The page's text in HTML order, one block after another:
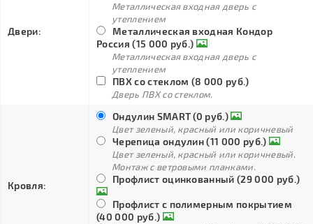
Двери:
Металлическая входная дверь с
утеплением
Металлическая входная Кондор
Россия (15 000 руб.)
Металлическая входная дверь с
утеплением
ПВХ со стеклом (8 000 руб.)
Дверь ПВХ со стеклом.
Кровля:
Ондулин SMART (0 руб.)
Цвет зеленый, красный или коричневый
Черепица ондулин (11 000 руб.)
Цвет зеленый, красный или коричневый.
Монтаж с ветровыми планками.
Профлист оцинкованный (29 000 руб.)
Профлист с полимерным покрытием
(40 000 руб.)